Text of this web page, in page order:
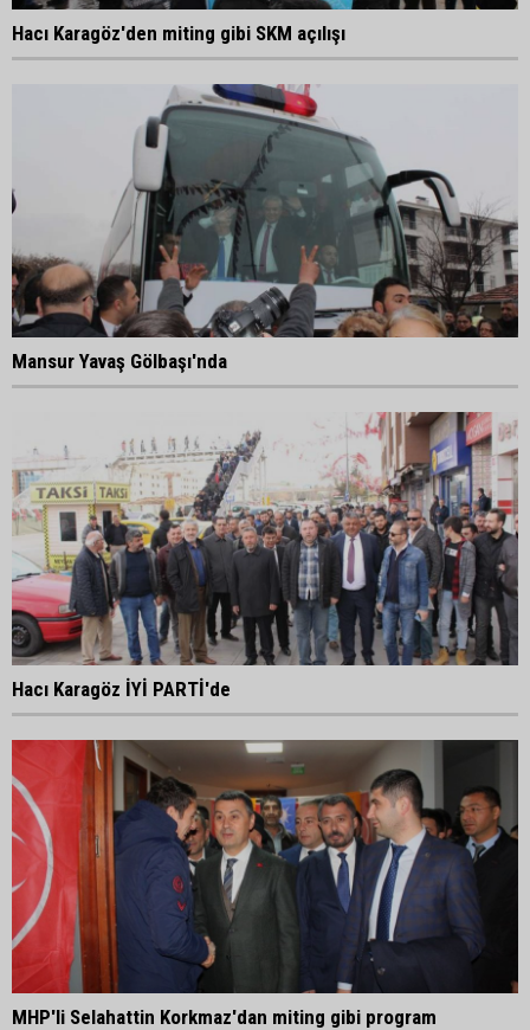
Hacı Karagöz'den miting gibi SKM açılışı
Mansur Yavaş Gölbaşı'nda
Hacı Karagöz İYİ PARTİ'de
MHP'li Selahattin Korkmaz'dan miting gibi program